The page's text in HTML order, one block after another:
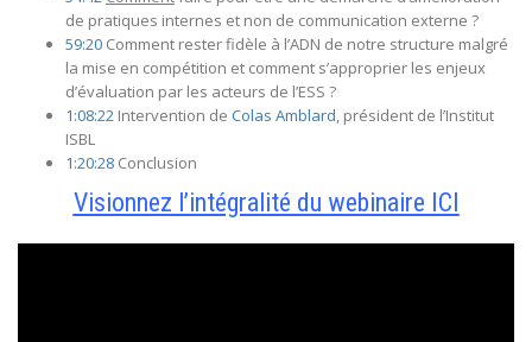
de pratiques internes et non de communication externe ?
59:20 Comment rester fidèle à l’ADN de notre structure malgré
la mise en compétition et comment s’approprier les enjeux
d’évaluation par les acteurs de l’ESS ?
1:08:22 Intervention de Colas Amblard, président de l’Institut
ISBL
1:20:28 Conclusion
Visionnez l’intégralité du webinaire ICI